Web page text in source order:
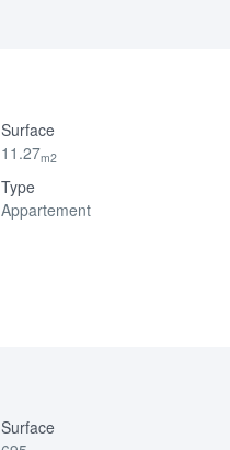
Surface
11.27m2
Type
Appartement
Surface